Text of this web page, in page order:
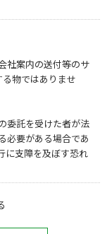
社案内の送付等のサ
物ではありませ
委託を受けた者が法
必要がある場合であ
に支障を及ぼす恐れ